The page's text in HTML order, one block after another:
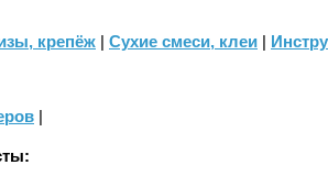
крепёж Сухие смеси, клеи